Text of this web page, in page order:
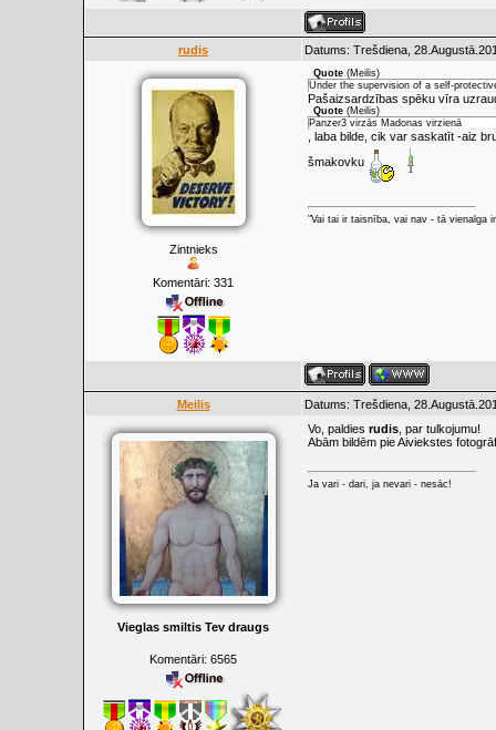
rudis Datums: Trešdiena,
Zintnieks
Komentāri: 331
Quote (Meilis)
Under the supervision of a self-
Pašaizsardzības spēku vīra
Quote (Meilis)
Panzer3 virzās Madonas virzienā
, laba bilde, cik var saskatīt -aiz
šmakovku
"Vai tai ir taisnība, vai nav - tā vienalga
Meilis Datums: Trešdiena,
Vieglas smiltis Tev draugs
Komentāri: 6565
Vo, paldies rudis , par tulkojumu!
Abām bildēm pie Aiviekstes
Ja vari - dari, ja nevari - nesāc!